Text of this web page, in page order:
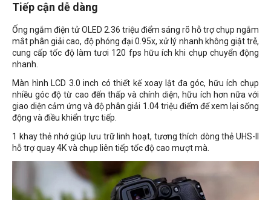
Tiếp cận dễ dàng
Ống ngắm điện tử OLED 2.36 triệu điểm sáng rõ hỗ trợ chụp ngắm
mắt phân giải cao, độ phóng đại 0.95x, xử lý nhanh không giật trễ,
cung cấp tốc độ làm tươi 120 fps hữu ích khi chụp chuyển động
nhanh.
Màn hình LCD 3.0 inch có thiết kế xoay lật đa góc, hữu ích chụp
nhiều góc độ từ cao đến thấp và chính diện, hữu ích hơn nữa với
giao diện cảm ứng và độ phân giải 1.04 triệu điểm để xem lại sống
động và điều khiển trực tiếp.
1 khay thẻ nhớ giúp lưu trữ linh hoạt, tương thích dòng thẻ UHS-II
hỗ trợ quay 4K và chụp liên tiếp tốc độ cao mượt mà.